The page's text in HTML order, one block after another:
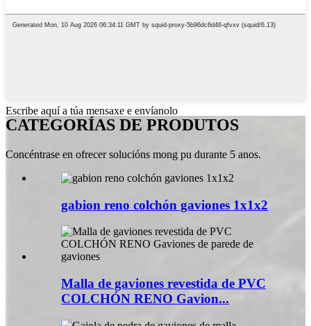
Escribe aquí a túa mensaxe e envíanolo
CATEGORÍAS DE PRODUTOS
Concéntrase en ofrecer solucións mong pu durante 5 anos.
gabion reno colchón gaviones 1x1x2
Malla de gaviones revestida de PVC
COLCHÓN RENO Gavion...